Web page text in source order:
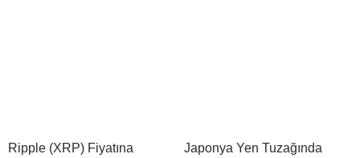
Ripple (XRP) Fiyatına
Japonya Yen Tuzağında